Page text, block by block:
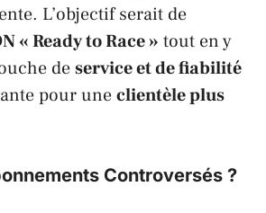
L’objectif serait de
« Ready to Race » tout en y
deservice et de fiabilité
pour uneclientèle plus
Controversés ?